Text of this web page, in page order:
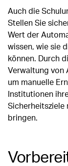
Auch die
Stellen Sie
Wert der
wissen, wie sie
können. Durch
Verwaltung von
um manuelle
Institutionen
Sicherheitsziele
bringen.